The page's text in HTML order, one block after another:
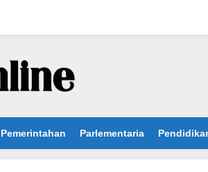
Pemerintahan Parlementaria